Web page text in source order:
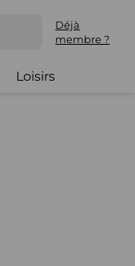
Déjà
membre ?
Loisirs